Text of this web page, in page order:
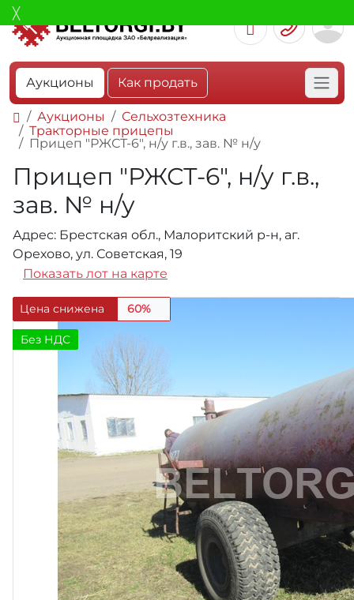
Аукционы Как продать
Аукционы
Сельхозтехника
Тракторные прицепы
Прицеп "РЖСТ-6", н/у г.в., зав. № н/у
Прицеп "РЖСТ-6", н/у г.в.,
зав. № н/у
Адрес: Брестская обл., Малоритский р-н, аг.
Орехово, ул. Советская, 19
Показать лот на карте
Цена снижена 60%
Без НДС